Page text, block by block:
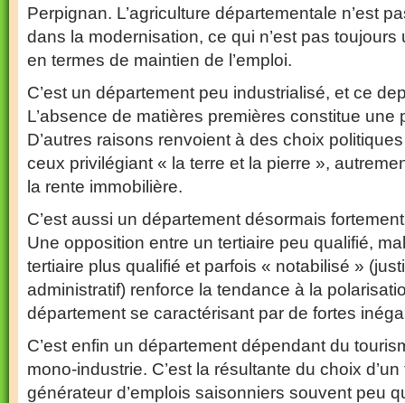
Perpignan. L’agriculture départementale n’est
dans la modernisation, ce qui n’est pas
en termes de maintien de l’emploi.
C’est un département peu industrialisé, et ce
L’absence de matières premières constitue une
D’autres raisons renvoient à des choix
ceux privilégiant « la terre et la pierre »,
la rente immobilière.
C’est aussi un département désormais
Une opposition entre un tertiaire peu qualifié,
tertiaire plus qualifié et parfois « notabilisé »
administratif) renforce la tendance à la
département se caractérisant par de fortes
C’est enfin un département dépendant du
mono-industrie. C’est la résultante du choix
générateur d’emplois saisonniers souvent peu